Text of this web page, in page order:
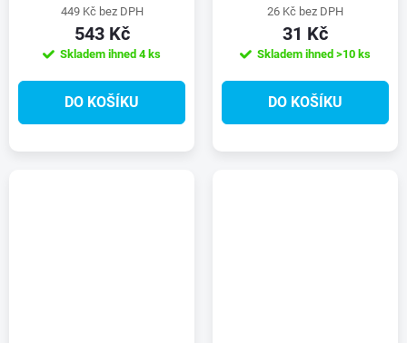
449 Kč bez DPH
543 Kč
Skladem ihned 4 ks
DO KOŠÍKU
26 Kč bez DPH
31 Kč
Skladem ihned >10 ks
DO KOŠÍKU